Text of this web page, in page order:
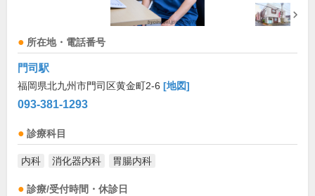
所在地・電話番号
門司駅
福岡県北九州市門司区黄金町2-6 [地図]
093-381-1293
診療科目
内科 消化器内科 胃腸内科
診療/受付時間・休診日